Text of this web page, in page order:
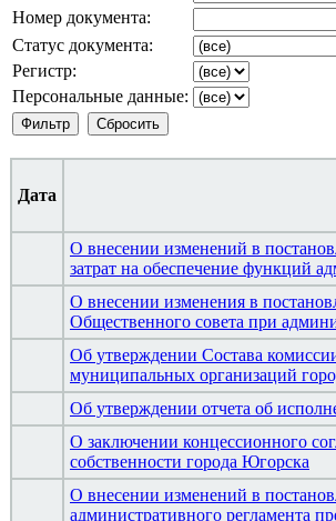
Номер документа:
Статус документа:
Регистр:
Персональные данные:
Дата
О внесении изменений в
затрат на обеспечение функций
О внесении изменения в
Общественного совета при
Об утверждении Состава
муниципальных организаций
Об утверждении отчета об
О заключении концессионного
собственности города Югорска
О внесении изменений в
административного регламента